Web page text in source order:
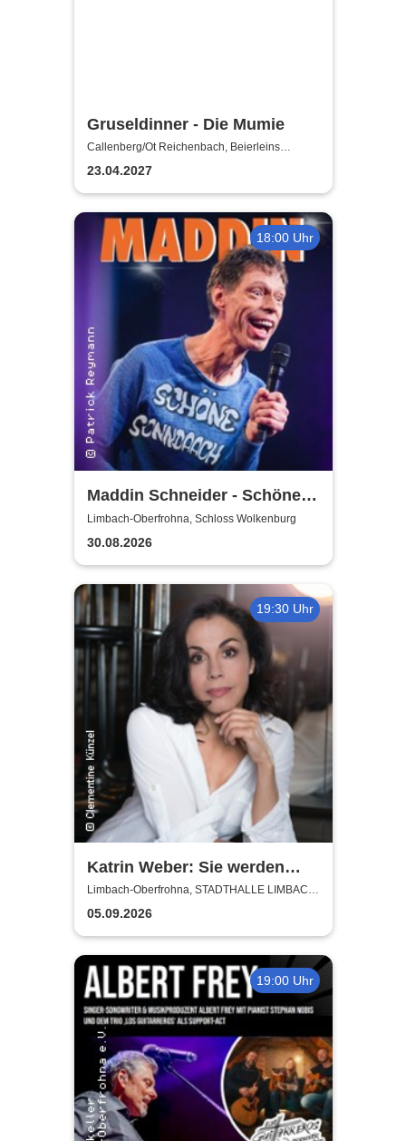
Gruseldinner - Die Mumie
Callenberg/Ot Reichenbach, Beierleins
Landgasthaus & Hotel
23.04.2027
18:00 Uhr
Maddin Schneider - Schöne
Sonndaach
Limbach-Oberfrohna, Schloss Wolkenburg
30.08.2026
19:30 Uhr
Katrin Weber: Sie werden
Lachen - Kabarettistische
Lesung
Limbach-Oberfrohna, STADTHALLE LIMBACH-
OBERFROHNA
05.09.2026
19:00 Uhr